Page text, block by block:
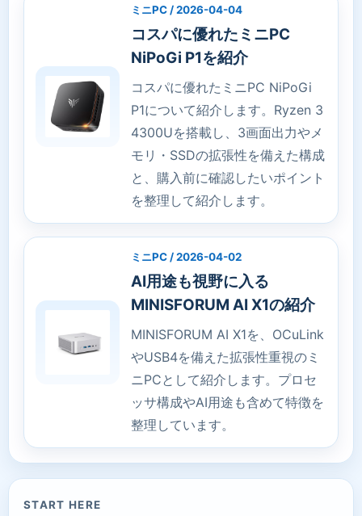
ミニPC / 2026-04-04
コスパに優れたミニPC
NiPoGi P1を紹介
コスパに優れたミニPC NiPoGi
P1について紹介します。Ryzen 3
4300Uを搭載し、3画面出力やメ
モリ・SSDの拡張性を備えた構成
と、購入前に確認したいポイント
を整理して紹介します。
ミニPC / 2026-04-02
AI用途も視野に入る
MINISFORUM AI X1の紹介
MINISFORUM AI X1を、OCuLink
やUSB4を備えた拡張性重視のミ
ニPCとして紹介します。プロセ
ッサ構成やAI用途も含めて特徴を
整理しています。
START HERE